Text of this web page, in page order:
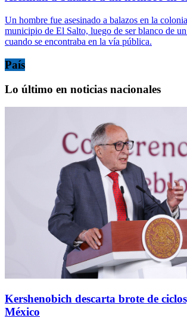
Un hombre fue asesinado a balazos en la
municipio de El Salto, luego de ser blanco de
cuando se encontraba en la vía pública.
País
Lo último en noticias nacionales
Kershenobich descarta brote de
México